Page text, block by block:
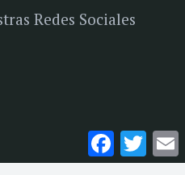
Redes Sociales
Facebook